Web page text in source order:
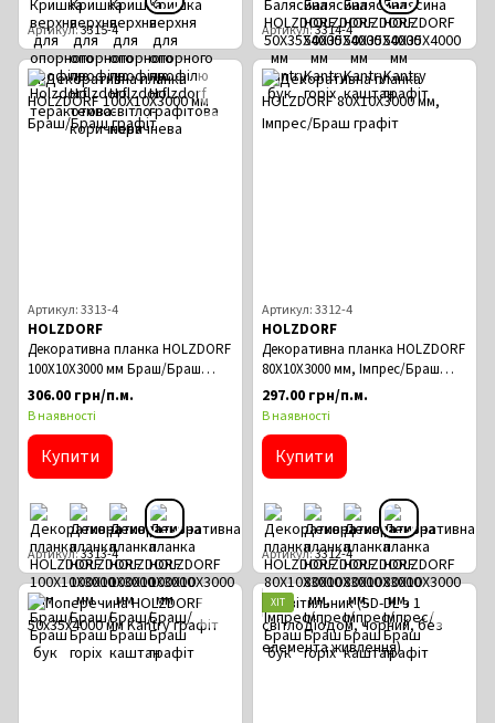
Артикул 3315-4 Артикул 3314-4
Артикул: 3313-4
HOLZDORF
Декоративна планка HOLZDORF
100Х10Х3000 мм Браш/Браш
графіт
306.00 грн/п.м.
В наявності
Купити
Артикул 3313-4
Артикул: 3312-4
HOLZDORF
Декоративна планка HOLZDORF
80Х10Х3000 мм, Імпрес/Браш
графіт
297.00 грн/п.м.
В наявності
Купити
Артикул 3312-4
ХІТ